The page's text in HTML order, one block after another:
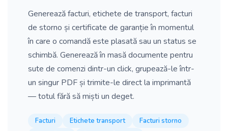
Generează facturi, etichete de transport, facturi
de storno și certificate de garanție în momentul
în care o comandă este plasată sau un status se
schimbă. Generează în masă documente pentru
sute de comenzi dintr-un click, grupează-le într-
un singur PDF și trimite-le direct la imprimantă
— totul fără să miști un deget.
Facturi Etichete transport
Facturi storno